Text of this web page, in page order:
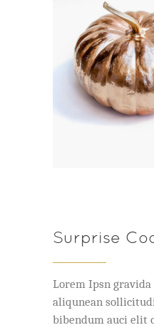
Surprise
Lorem Ipsn
aliqunean
bibendum auci elit